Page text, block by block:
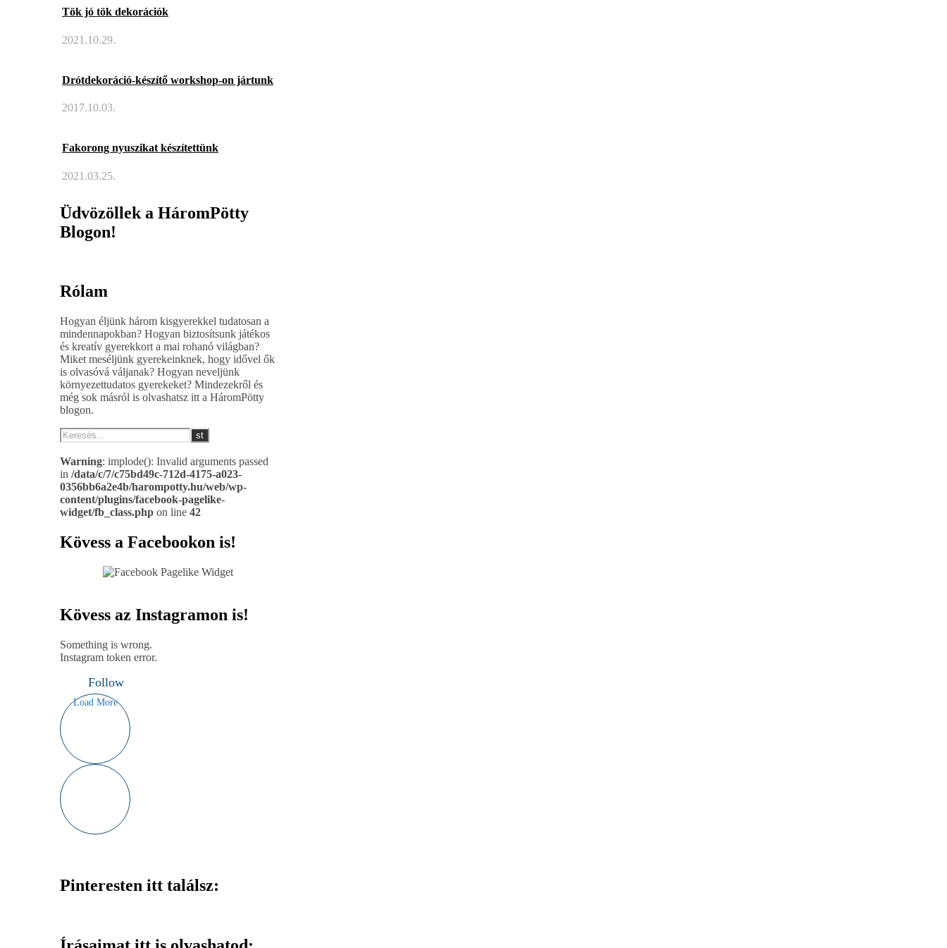
Tök jó tök dekorációk
2021.10.29.
Drótdekoráció-készítő workshop-on jártunk
2017.10.03.
Fakorong nyuszikat készítettünk
2021.03.25.
Üdvözöllek a HáromPötty
Blogon!
Rólam
Hogyan éljünk három kisgyerekkel tudatosan a
mindennapokban? Hogyan biztosítsunk játékos
és kreatív gyerekkort a mai rohanó világban?
Miket meséljünk gyerekeinknek, hogy idővel ők
is olvasóvá váljanak? Hogyan neveljünk
környezettudatos gyerekeket? Mindezekről és
még sok másról is olvashatsz itt a HáromPötty
blogon.
Warning: implode(): Invalid arguments passed
in /data/c/7/c75bd49c-712d-4175-a023-
0356bb6a2e4b/harompotty.hu/web/wp-
content/plugins/facebook-pagelike-
widget/fb_class.php on line 42
Kövess a Facebookon is!
Kövess az Instagramon is!
Something is wrong.
Instagram token error.
Follow
Load More
Pinteresten itt találsz: